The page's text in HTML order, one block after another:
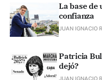
La base de
confianza
JUAN IGNACIO
Patricia
dejó?
JUAN IGNACIO